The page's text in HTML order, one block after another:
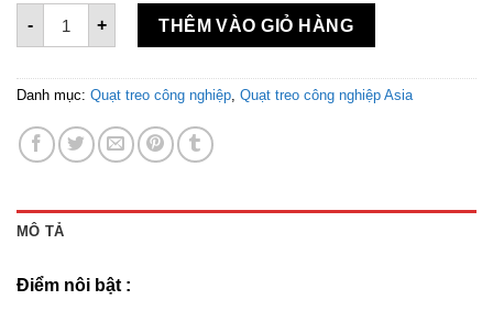
-
Quạt Treo BCN Asia VY587790 - Xám số lượng
+ THÊM VÀO GIỎ HÀNG
Danh mục: Quạt treo công nghiệp Quạt treo công nghiệp Asia
MÔ TẢ
Điểm nôi bật :